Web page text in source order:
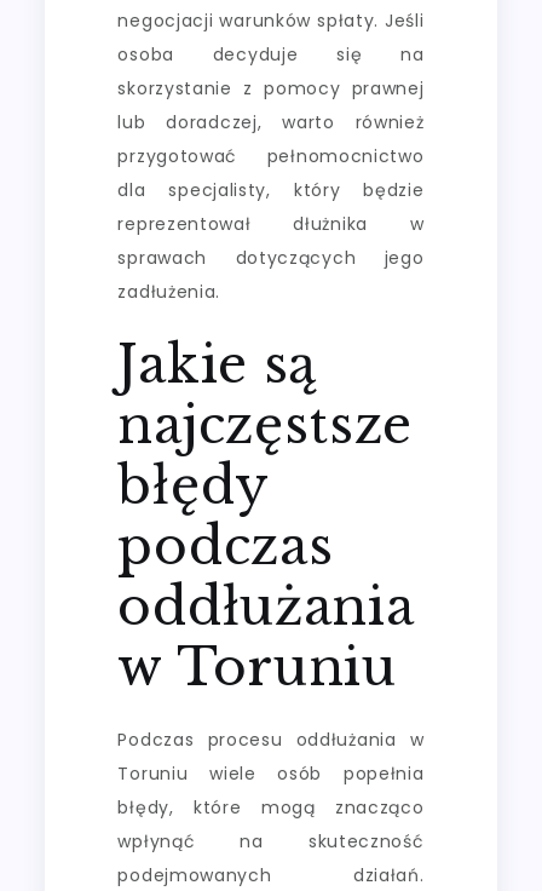
negocjacji warunków spłaty. Jeśli
osoba decyduje się na
skorzystanie z pomocy prawnej
lub doradczej, warto również
przygotować pełnomocnictwo
dla specjalisty, który będzie
reprezentował dłużnika w
sprawach dotyczących jego
zadłużenia.
Jakie są
najczęstsze
błędy
podczas
oddłużania
w Toruniu
Podczas procesu oddłużania w
Toruniu wiele osób popełnia
błędy, które mogą znacząco
wpłynąć na skuteczność
podejmowanych działań.